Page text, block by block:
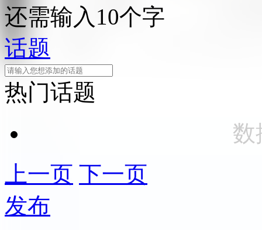
还需输入10个字
话题
热门话题
数
上一页 下一页
发布